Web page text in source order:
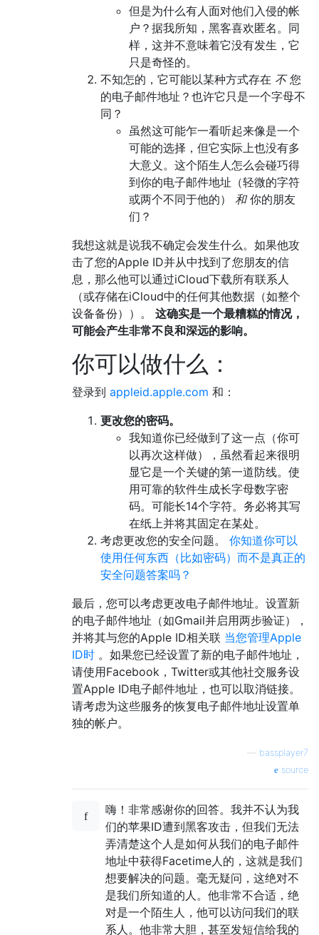
但是为什么有人面对他们入侵的帐
户？据我所知，黑客喜欢匿名。同
样，这并不意味着它没有发生，它
只是奇怪的。
不知怎的，它可能以某种方式存在 不您
的电子邮件地址？也许它只是一个字母不
同？
虽然这可能乍一看听起来像是一个
可能的选择，但它实际上也没有多
大意义。这个陌生人怎么会碰巧得
到你的电子邮件地址（轻微的字符
或两个不同于他的） 和你的朋友
们？
我想这就是说我不确定会发生什么。如果他攻
击了您的Apple ID并从中找到了您朋友的信
息，那么他可以通过iCloud下载所有联系人
（或存储在iCloud中的任何其他数据（如整个
设备备份））。 这确实是一个最糟糕的情况，
可能会产生非常不良和深远的影响。
你可以做什么：
登录到 appleid.apple.com 和：
更改您的密码。
我知道你已经做到了这一点（你可
以再次这样做），虽然看起来很明
显它是一个关键的第一道防线。使
用可靠的软件生成长字母数字密
码。可能长14个字符。务必将其写
在纸上并将其固定在某处。
考虑更改您的安全问题。 你知道你可以
使用任何东西（比如密码）而不是真正的
安全问题答案吗？
最后，您可以考虑更改电子邮件地址。设置新
的电子邮件地址（如Gmail并启用两步验证），
并将其与您的Apple ID相关联 当您管理Apple
ID时 。如果您已经设置了新的电子邮件地址，
请使用Facebook，Twitter或其他社交服务设
置Apple ID电子邮件地址，也可以取消链接。
请考虑为这些服务的恢复电子邮件地址设置单
独的帐户。
bassplayer7
source
嗨！非常感谢你的回答。我并不认为我
们的苹果ID遭到黑客攻击，但我们无法
弄清楚这个人是如何从我们的电子邮件
地址中获得Facetime人的，这就是我们
想要解决的问题。毫无疑问，这绝对不
是我们所知道的人。他非常不合适，绝
对是一个陌生人，他可以访问我们的联
系人。他非常大胆，甚至发短信给我的